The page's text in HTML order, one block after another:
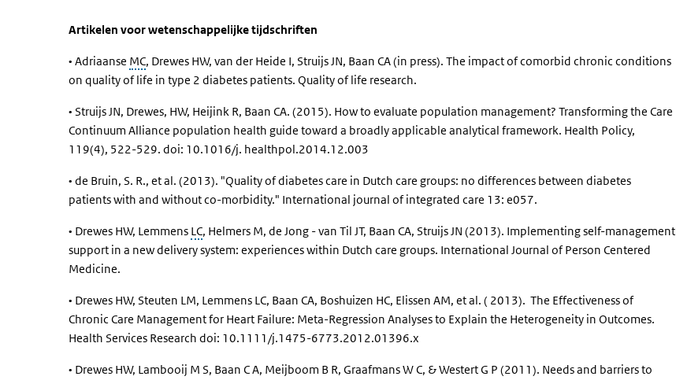
Artikelen voor wetenschappelijke tijdschriften
• Adriaanse MC, Drewes HW, van der Heide I, Struijs JN, Baan CA (in press). The impact of comorbid chronic conditions
on quality of life in type 2 diabetes patients. Quality of life research.
• Struijs JN, Drewes, HW, Heijink R, Baan CA. (2015). How to evaluate population management? Transforming the Care
Continuum Alliance population health guide toward a broadly applicable analytical framework. Health Policy,
119(4), 522-529. doi: 10.1016/j. healthpol.2014.12.003
• de Bruin, S. R., et al. (2013). "Quality of diabetes care in Dutch care groups: no differences between diabetes
patients with and without co-morbidity." International journal of integrated care 13: e057.
• Drewes HW, Lemmens LC, Helmers M, de Jong - van Til JT, Baan CA, Struijs JN (2013). Implementing self-management
support in a new delivery system: experiences within Dutch care groups. International Journal of Person Centered
Medicine.
• Drewes HW, Steuten LM, Lemmens LC, Baan CA, Boshuizen HC, Elissen AM, et al. ( 2013). The Effectiveness of
Chronic Care Management for Heart Failure: Meta-Regression Analyses to Explain the Heterogeneity in Outcomes.
Health Services Research doi: 10.1111/j.1475-6773.2012.01396.x
• Drewes HW, Lambooij M S, Baan C A, Meijboom B R, Graafmans W C, & Westert G P (2011). Needs and barriers to